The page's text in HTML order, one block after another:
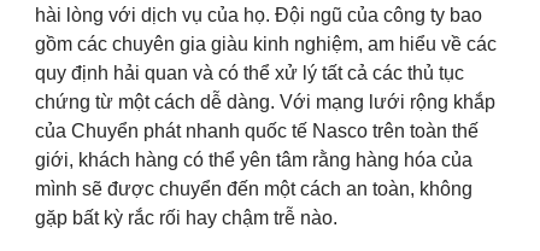
hài lòng với dịch vụ của họ. Đội ngũ của công ty bao
gồm các chuyên gia giàu kinh nghiệm, am hiểu về các
quy định hải quan và có thể xử lý tất cả các thủ tục
chứng từ một cách dễ dàng. Với mạng lưới rộng khắp
của Chuyển phát nhanh quốc tế Nasco trên toàn thế
giới, khách hàng có thể yên tâm rằng hàng hóa của
mình sẽ được chuyển đến một cách an toàn, không
gặp bất kỳ rắc rối hay chậm trễ nào.